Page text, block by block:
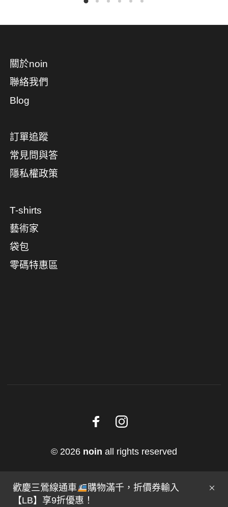
歡慶三鶯線通車
購物滿千，折價券輸入
【LB】享9折優惠！
關於noin
聯絡我們
Blog
訂單追蹤
常見問與答
隱私權政策
T-shirts
藝術家
袋包
零碼特惠區
© 2026 noin all rights reserved